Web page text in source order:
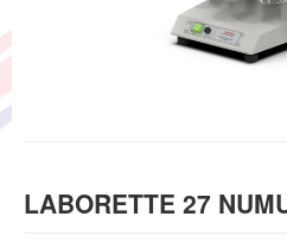
LABORETTE 27